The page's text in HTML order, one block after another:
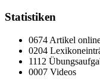
Statistiken
0674 Artikel
0204
1112
0007 Videos